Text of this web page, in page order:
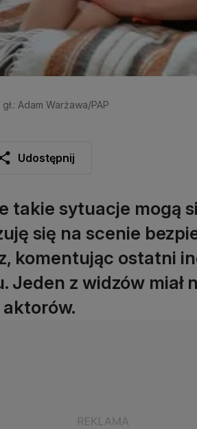
Adam Warżawa/PAP
Udostępnij
takie sytuacje mogą
się na scenie
komentując ostatni
Jeden z widzów miał